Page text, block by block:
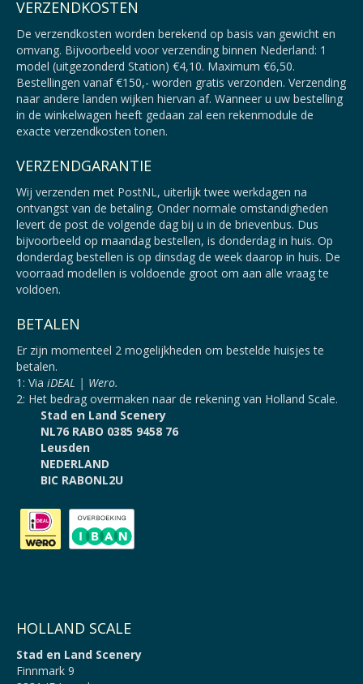
VERZENDKOSTEN
De verzendkosten worden berekend op basis van gewicht en
omvang. Bijvoorbeeld voor verzending binnen Nederland: 1
model (uitgezonderd Station) €4,10. Maximum €6,50.
Bestellingen vanaf €150,- worden gratis verzonden. Verzending
naar andere landen wijken hiervan af. Wanneer u uw bestelling
in de winkelwagen heeft gedaan zal een rekenmodule de
exacte verzendkosten tonen.
VERZENDGARANTIE
Wij verzenden met PostNL, uiterlijk twee werkdagen na
ontvangst van de betaling. Onder normale omstandigheden
levert de post de volgende dag bij u in de brievenbus. Dus
bijvoorbeeld op maandag bestellen, is donderdag in huis. Op
donderdag bestellen is op dinsdag de week daarop in huis. De
voorraad modellen is voldoende groot om aan alle vraag te
voldoen.
BETALEN
Er zijn momenteel 2 mogelijkheden om bestelde huisjes te
betalen.
1: Via iDEAL | Wero.
2: Het bedrag overmaken naar de rekening van Holland Scale.
Stad en Land Scenery
NL76 RABO 0385 9458 76
Leusden
NEDERLAND
BIC RABONL2U
HOLLAND SCALE
Stad en Land Scenery
Finnmark 9